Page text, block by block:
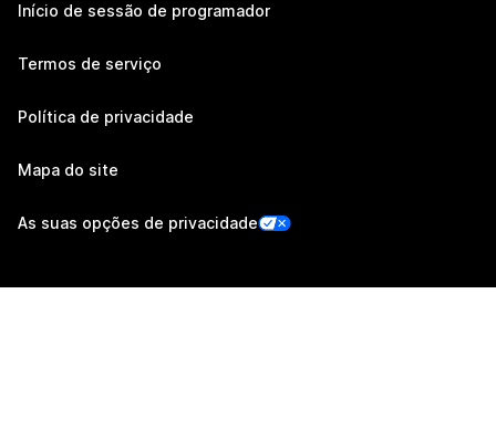
Início de sessão de programador
Termos de serviço
Política de privacidade
Mapa do site
As suas opções de privacidade